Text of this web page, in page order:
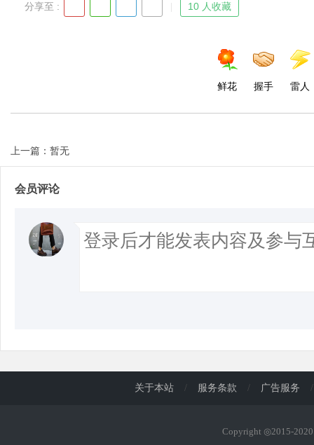
分享至 : 10 人收藏
鲜花 握手 雷人
上一篇：暂无
会员评论
关于本站 / 服务条款 / 广告服务 /
Copyright ◎2015-